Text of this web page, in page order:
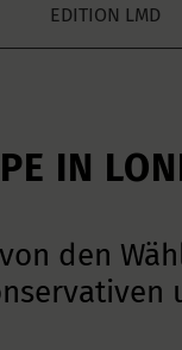
EDITION LMD
IN
den